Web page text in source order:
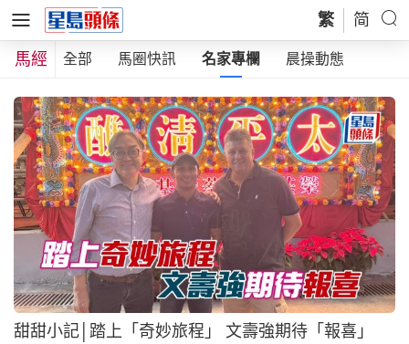
繁 简
馬經 全部 馬圈快訊 名家專欄 晨操動態
甜甜小記│踏上「奇妙旅程」 文壽強期待「報喜」